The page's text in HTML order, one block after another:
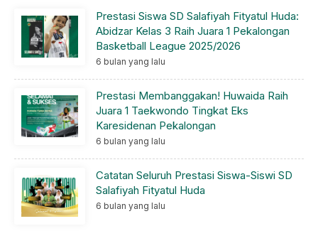
Prestasi Siswa SD Salafiyah Fityatul Huda:
Abidzar Kelas 3 Raih Juara 1 Pekalongan
Basketball League 2025/2026
6 bulan yang lalu
Prestasi Membanggakan! Huwaida Raih
Juara 1 Taekwondo Tingkat Eks
Karesidenan Pekalongan
6 bulan yang lalu
Catatan Seluruh Prestasi Siswa-Siswi SD
Salafiyah Fityatul Huda
6 bulan yang lalu